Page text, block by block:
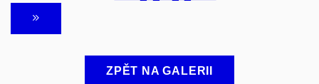
ZPĚT NA GALERII